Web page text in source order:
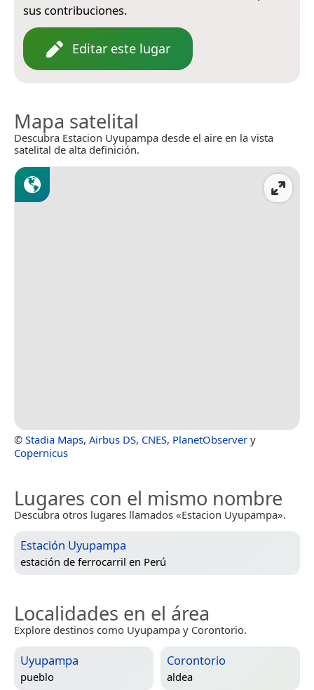
sus contribuciones.
Editar este lugar
Mapa satelital
Descubra Estacion Uyupampa desde el aire en la vista
satelital de alta definición.
© Stadia Maps, Airbus DS, CNES, PlanetObserver y
Copernicus
Lugares con el mismo nombre
Descubra otros lugares llamados «Estacion Uyupampa».
Estación Uyupampa
estación de ferrocarril en Perú
Localidades en el área
Explore destinos como Uyupampa y Corontorio.
Uyupampa
pueblo
Corontorio
aldea